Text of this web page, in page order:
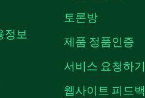
정보
토론방
제품 정품인증
서비스 요청하기
웹사이트 피드백